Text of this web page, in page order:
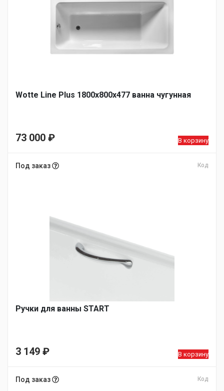
Wotte Line Plus 1800х800х477 ванна чугунная
73 000 ₽ В корзину
Под заказ Код
Ручки для ванны START
3 149 ₽ В корзину
Под заказ Код